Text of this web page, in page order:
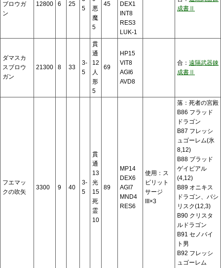
ブロウガ
ン
12800 6 25
5
悪
魔
5
45
DEX1
INT8
RES3
LUK-1
成書Ⅱ
ダマスカ
スブロウ
ガン
21300 8 33
3-
5
貫
通
12
人
形
5
69
HP15
VIT8
AGI6
AVD8
合： 遠隔武器錬
成書Ⅱ
フエマッ
クの吹矢
3300 9 40
3-
5
貫
通
13
光
15
死
霊
10
89
MP14
DEX6
AGI7
MND4
RES6
使用：ス
ピリット
サージ
III×3
落：死者の宮殿
B86 フラッド
ドラゴン
B87 フレッシ
ュゴーレム(氷
8,12)
B88 ブラッド
ゲイビアル
(4,12)
B89 オニキス
ドラゴン、バシ
リスク(12,3)
B90 クリスタ
ルドラゴン
B91 セノバイ
ト男
B92 フレッシ
ュゴーレム